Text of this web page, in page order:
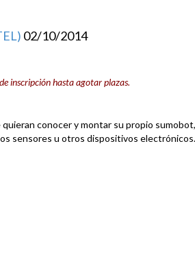
02/10/2014
inscripción hasta agotar plazas.
conocer y montar su propio
sensores u otros dispositivos electrónicos.